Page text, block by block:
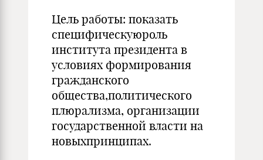
Цель работы: показать
специфическуюроль
института президента в
условиях формирования
гражданского
общества,политического
плюрализма, организации
государственной власти на
новыхпринципах.